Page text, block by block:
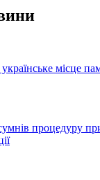
місце
процедуру